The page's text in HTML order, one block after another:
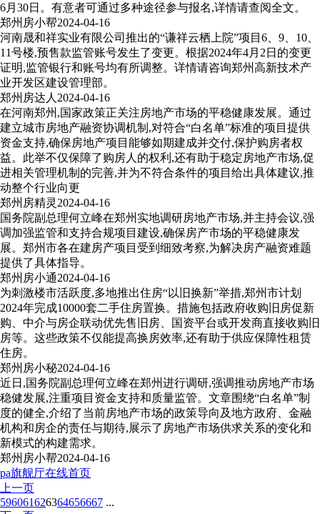
6月30日。有意者可通过多种途径参与报名,详情请查阅全文。
郑州房小帮2024-04-16
河南晟和祥实业有限公司推出的“谦祥云栖上院”项目6、9、10、
11号楼,预售款监管账号发生了变更。根据2024年4月2日的变更
证明,监管银行和账号均有所调整。详情请咨询郑州高新技术产
业开发区建设管理部。
郑州房达人 2024-04-16
在河南郑州,国家政策正关注房地产市场的平稳健康发展。通过
建立城市房地产融资协调机制,对符合“白名单”标准的项目提供
资金支持,确保房地产项目能够如期建成并交付,保护购房者权
益。此举不仅保障了购房人的权利,还有助于稳定房地产市场,促
进相关管理机制的完善,并为不符合条件的项目给出具体建议,推
动整个行业向更
郑州房精灵 2024-04-16
国务院副总理何立峰在郑州实地调研房地产市场,并主持会议,强
调加强监管和支持合规项目建设,确保房产市场的平稳健康发
展。郑州市各在建房产项目受到细致考察,为解决房产融资难题
提供了具体指导。
郑州房小通2024-04-16
为刺激楼市活跃度,多地推出住房“以旧换新”举措,郑州市计划
2024年完成10000套二手住房置换。措施包括政府收购旧房促新
购、中介与房企联动优先售旧房、国资平台或开发商直接收购旧
房等。这些政策不仅能提高换房效率,还有助于供应保障性租赁
住房。
郑州房小秘2024-04-16
近日,国务院副总理何立峰在郑州进行调研,强调推动房地产市场
稳健发展,注重项目资金支持和质量监管。文章围绕“白名单”制
度的健全,介绍了当前房地产市场的政策导向及地方政府、金融
机构和房企的责任与期待,展示了房地产市场供求关系的变化和
新模式的构建需求。
郑州房小帮2024-04-16
pa旗舰厅在线首页
上一页
596061626364656667 ...